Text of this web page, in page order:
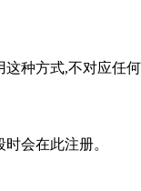
种方式,不对应任
会在此注册。